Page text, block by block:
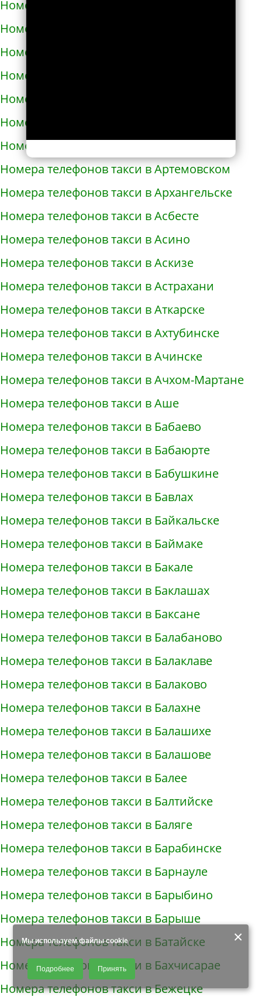
×
Мы используем файлы cookie
Продолжая использовать наш сайт, Вы даете согласие на обработку
файлов - COOKIES, пользовательских данных (файлы-cookies, IP-адрес,
данные об идентификаторе браузера, дата и время осуществления
доступа к сайту, история поисковых запросов) для сбора аналитической и
Подробнее Принять
Номера телефонов такси в Аркадаке
Номера телефонов такси в Армавире
Номера телефонов такси в Армянске
Номера телефонов такси в Арсеньеве
Номера телефонов такси в Арске
Номера телефонов такси в Артеме
Номера телефонов такси в Артёмовске
Номера телефонов такси в Артемовском
Номера телефонов такси в Архангельске
Номера телефонов такси в Асбесте
Номера телефонов такси в Асино
Номера телефонов такси в Аскизе
Номера телефонов такси в Астрахани
Номера телефонов такси в Аткарске
Номера телефонов такси в Ахтубинске
Номера телефонов такси в Ачинске
Номера телефонов такси в Ачхом-Мартане
Номера телефонов такси в Аше
Номера телефонов такси в Бабаево
Номера телефонов такси в Бабаюрте
Номера телефонов такси в Бабушкине
Номера телефонов такси в Бавлах
Номера телефонов такси в Байкальске
Номера телефонов такси в Баймаке
Номера телефонов такси в Бакале
Номера телефонов такси в Баклашах
Номера телефонов такси в Баксане
Номера телефонов такси в Балабаново
Номера телефонов такси в Балаклаве
Номера телефонов такси в Балаково
Номера телефонов такси в Балахне
Номера телефонов такси в Балашихе
Номера телефонов такси в Балашове
Номера телефонов такси в Балее
Номера телефонов такси в Балтийске
Номера телефонов такси в Баляге
Номера телефонов такси в Барабинске
Номера телефонов такси в Барнауле
Номера телефонов такси в Барыбино
Номера телефонов такси в Барыше
Номера телефонов такси в Батайске
Номера телефонов такси в Бахчисарае
Номера телефонов такси в Бежецке